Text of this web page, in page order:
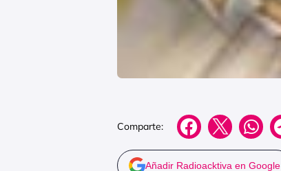
Comparte:
Añadir Radioacktiva en Google